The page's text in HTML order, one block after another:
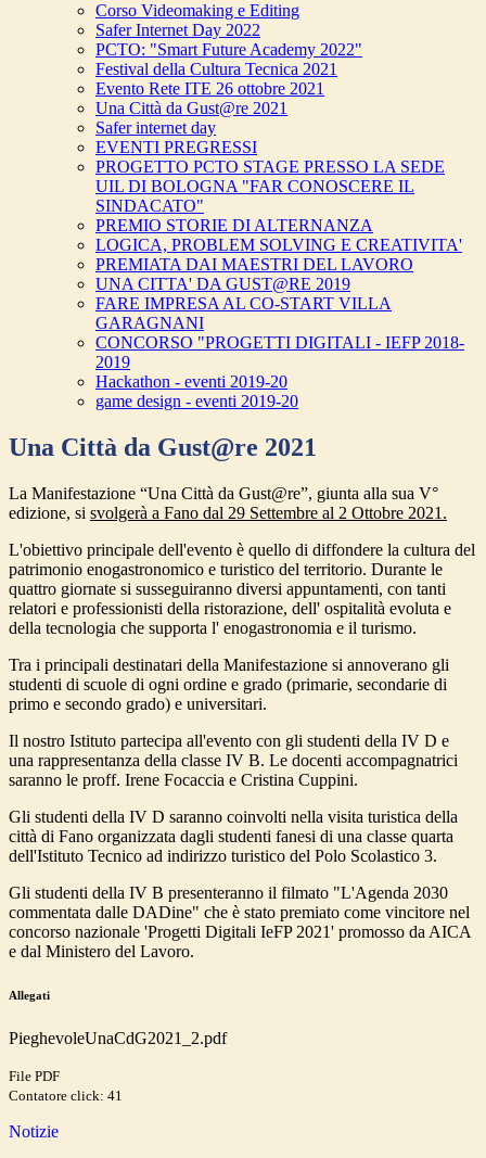
Corso Videomaking e Editing
Safer Internet Day 2022
PCTO: "Smart Future Academy 2022"
Festival della Cultura Tecnica 2021
Evento Rete ITE 26 ottobre 2021
Una Città da Gust@re 2021
Safer internet day
EVENTI PREGRESSI
PROGETTO PCTO STAGE PRESSO LA SEDE
UIL DI BOLOGNA "FAR CONOSCERE IL
SINDACATO"
PREMIO STORIE DI ALTERNANZA
LOGICA, PROBLEM SOLVING E CREATIVITA'
PREMIATA DAI MAESTRI DEL LAVORO
UNA CITTA' DA GUST@RE 2019
FARE IMPRESA AL CO-START VILLA
GARAGNANI
CONCORSO "PROGETTI DIGITALI - IEFP 2018-
2019
Hackathon - eventi 2019-20
game design - eventi 2019-20
Una Città da Gust@re 2021
La Manifestazione “Una Città da Gust@re”, giunta alla sua V°
edizione, si svolgerà a Fano dal 29 Settembre al 2 Ottobre 2021.
L'obiettivo principale dell'evento è quello di diffondere la cultura del
patrimonio enogastronomico e turistico del territorio. Durante le
quattro giornate si susseguiranno diversi appuntamenti, con tanti
relatori e professionisti della ristorazione, dell' ospitalità evoluta e
della tecnologia che supporta l' enogastronomia e il turismo.
Tra i principali destinatari della Manifestazione si annoverano gli
studenti di scuole di ogni ordine e grado (primarie, secondarie di
primo e secondo grado) e universitari.
Il nostro Istituto partecipa all'evento con gli studenti della IV D e
una rappresentanza della classe IV B. Le docenti accompagnatrici
saranno le proff. Irene Focaccia e Cristina Cuppini.
Gli studenti della IV D saranno coinvolti nella visita turistica della
città di Fano organizzata dagli studenti fanesi di una classe quarta
dell'Istituto Tecnico ad indirizzo turistico del Polo Scolastico 3.
Gli studenti della IV B presenteranno il filmato "L'Agenda 2030
commentata dalle DADine" che è stato premiato come vincitore nel
concorso nazionale 'Progetti Digitali IeFP 2021' promosso da AICA
e dal Ministero del Lavoro.
Allegati
PieghevoleUnaCdG2021_2.pdf
File PDF
Contatore click: 41
Notizie